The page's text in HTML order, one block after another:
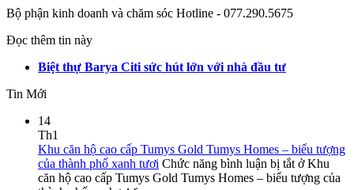
Bộ phận kinh doanh và chăm sóc Hotline - 077.290.5675
Đọc thêm tin này
Biệt thự Barya Citi sức hút lớn với nhà đầu tư
Tin Mới
14
Th1
Khu căn hộ cao cấp Tumys Gold Tumys Homes – biểu tượng
của thành phố xanh tươi Chức năng bình luận bị tắtở Khu
căn hộ cao cấp Tumys Gold Tumys Homes – biểu tượng của